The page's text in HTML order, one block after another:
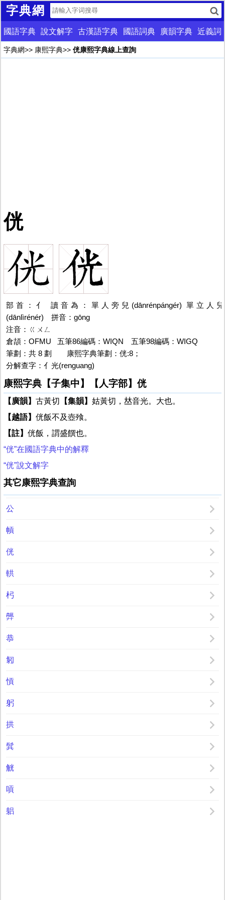
字典網
國語字典 說文解字 古漢語字典 國語詞典 廣韻字典 近義詞
字典網>> 康熙字典>> 侊康熙字典線上查詢
侊
部首：亻 讀音為：單人旁兒(dānrénpángér) 單立人兒
(dānlìrénér) 拼音：gōng
注音：ㄍㄨㄥ
倉頡：OFMU 五筆86編碼：WIQN 五筆98編碼：WIGQ
筆劃：共 8 劃
康熙字典筆劃：侊:8；
分解查字：亻光(renguang)
康熙字典【子集中】【人字部】侊
【廣韻】 古黃切 【集韻】 姑黃切，𠀤音光。大也。
【越語】 侊飯不及壺飱。
【註】 侊飯，謂盛饌也。
“侊”在國語字典中的解釋
“侊”說文解字
其它康熙字典查詢
公
幊
侊
輁
杛
龏
恭
匑
愩
躬
拱
髸
觥
嗊
躳